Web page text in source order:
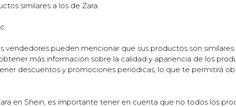
similares a los de Zara.
vendedores pueden mencionar que sus productos son similares
más información sobre la calidad y apariencia de los
descuentos y promociones periódicas, lo que te permitirá
en Shein, es importante tener en cuenta que no todos los